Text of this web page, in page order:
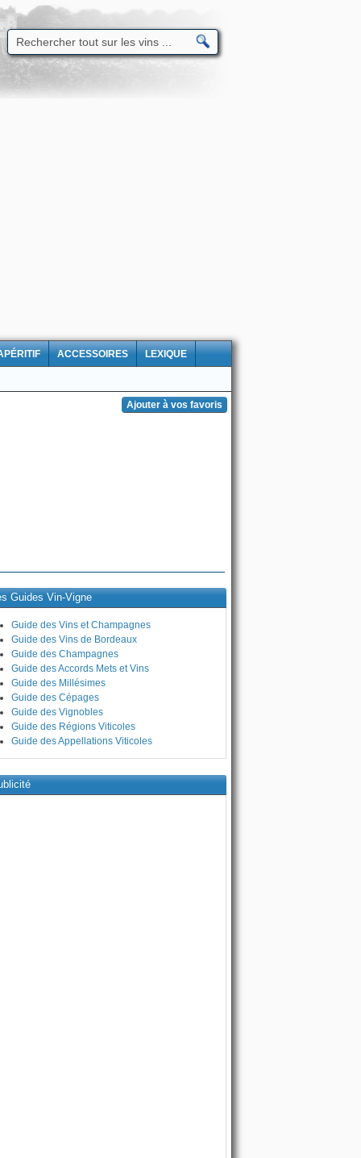
ACCESSOIRES LEXIQUE
Guides Vin-Vigne
Guide des Vins et Champagnes
Guide des Vins de Bordeaux
Guide des Champagnes
Guide des Accords Mets et Vins
Guide des Millésimes
Guide des Cépages
Guide des Vignobles
Guide des Régions Viticoles
Guide des Appellations Viticoles